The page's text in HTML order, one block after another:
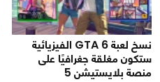
نسخ لعبة GTA 6 الفيزيائية
ستكون مغلقة جغرافيًا على
منصة بلايستيشن 5